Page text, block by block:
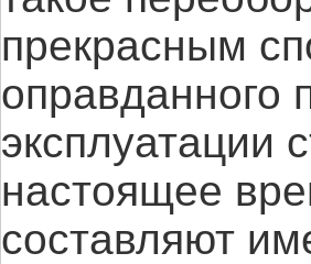
прекрасным
оправданного
эксплуатации
настоящее
составляют